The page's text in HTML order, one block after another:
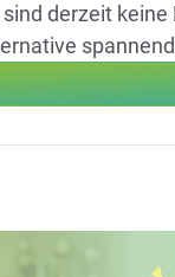
sind derzeit